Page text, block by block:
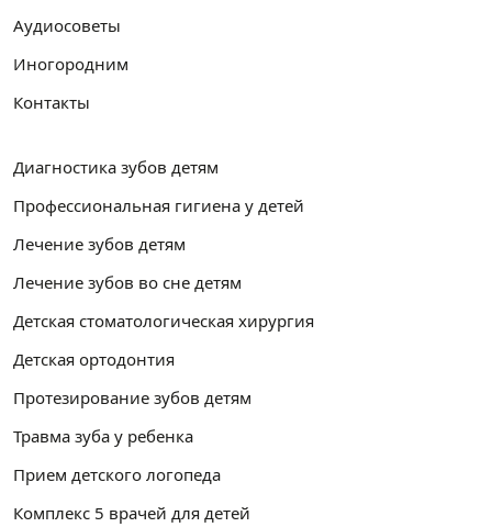
Аудиосоветы
Иногородним
Контакты
Диагностика зубов детям
Профессиональная гигиена у детей
Лечение зубов детям
Лечение зубов во сне детям
Детская стоматологическая хирургия
Детская ортодонтия
Протезирование зубов детям
Травма зуба у ребенка
Прием детского логопеда
Комплекс 5 врачей для детей